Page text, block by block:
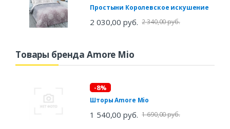
Простыни Королевское искушение
2 030,00 руб. 2 340,00 руб.
Товары бренда Amore Mio
-8%
Шторы Amore Mio
1 540,00 руб. 1 690,00 руб.